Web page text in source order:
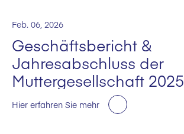
Feb. 06, 2026
Geschäftsbericht &
Jahresabschluss der
Muttergesellschaft 2025
Hier erfahren Sie mehr